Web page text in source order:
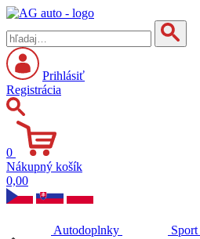
Prihlásiť
Registrácia
0
Nákupný košík
0,00
Autodoplnky Sport